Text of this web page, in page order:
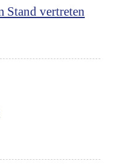
Stand vertreten